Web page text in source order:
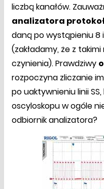
liczbą kanałów.
analizatora
daną po wystąpieniu
(zakładamy, że z
czynienia). Prawdziwy
rozpoczyna zliczanie
po uaktywnieniu linii
oscyloskopu w ogóle
odbiornik analizatora?